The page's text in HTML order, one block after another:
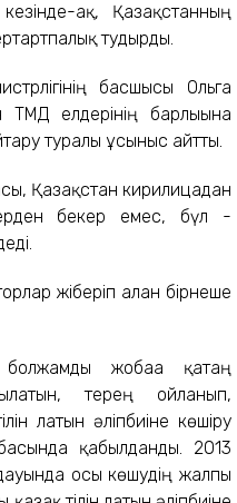
ақ, Қазақстанның
тудырды.
басшысы Ольга
елдерінің барлығына
туралы ұсыныс айтты.
Қазақстан кирилицадан
бекер емес, бүл -
жіберіп алған бірнеше
жобаға қатаң
терең ойланып,
латын әліпбиіне көшіру
қабылданды. 2013
осы көшудің жалпы